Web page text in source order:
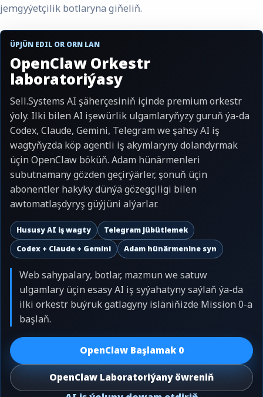
jemgyýetçilik botlaryna giňeliň.
ÜPJÜN EDIL OR ORN LAN
OpenClaw Orkestr
laboratoriýasy
Sell.Systems AI şäherçesiniň içinde premium orkestr
ýoly. Ilki bilen AI işewürlik ulgamlaryňyzy guruň ýa-da
Codex, Claude, Gemini, Telegram we şahsy AI iş
wagtyňyzda köp agentli iş akymlaryny dolandyrmak
üçin OpenClaw böküň. Adam hünärmenleri
subutnamany gözden geçirýärler, şonuň üçin
abonentler hakyky dünýä gözegçiligi bilen
awtomatlaşdyryş güýjüni alýarlar.
Hususy AI iş wagty
Telegram Jübütlemek
Codex + Claude + Gemini
Adam hünärmenine syn
Web sahypalary, botlar, mazmun we satuw
ulgamlary üçin esasy AI iş syýahatyny saýlaň ýa-da
ilki orkestr buýruk gatlagyny isläniňizde Mission 0-a
başlaň.
OpenClaw Başlamak 0
OpenClaw Laboratoriýany öwreniň